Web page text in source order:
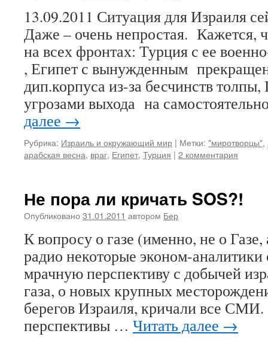
13.09.2011 Ситуация для Израиля
Даже – очень непростая. Кажется,
на всех фронтах: Турция с ее
, Египет с вынужденным
дип.корпуса из-за бесчинств толпы,
угрозами выхода на
далее →
Рубрика: Израиль и окружающий мир | Метки: "миротворцы",
арабская весна, враг, Египет, Турция | 2 комментария
Не пора ли кричать SOS?!
Опубликовано 31.01.2011 автором Бер
К вопросу о газе (именно, не о Газе,
радио некоторые эконом-аналитики
мрачную перспективу с добычей
газа, о новых крупных
берегов Израиля, кричали все
перспективы … Читать далее →